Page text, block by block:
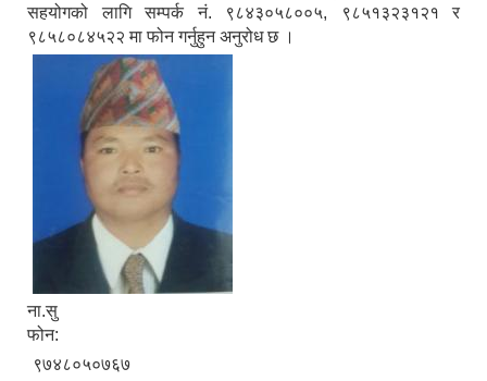
सहयोगको लागि सम्पर्क नं. ९८४३०५८००५, ९८५१३२३१२१ र
९८५८०८४५२२ मा फोन गर्नुहुन अनुरोध छ ।
ना.सु
फोन:
९७४८०५०७६७